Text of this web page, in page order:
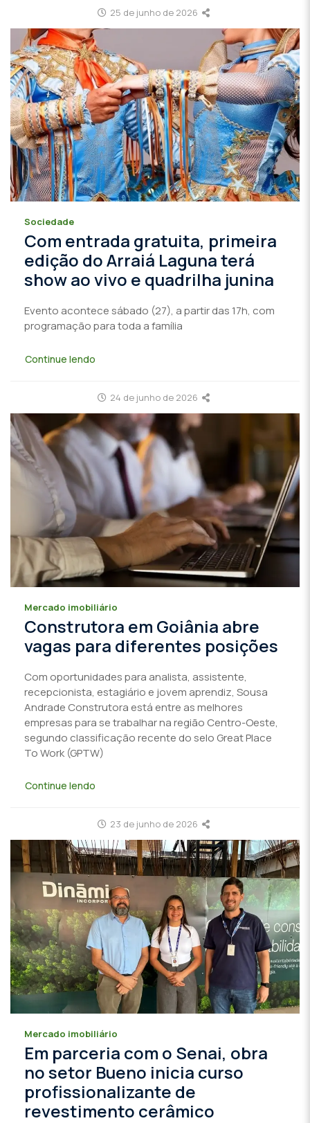
25 de junho de 2026
Sociedade
Com entrada gratuita, primeira
edição do Arraiá Laguna terá
show ao vivo e quadrilha junina
Evento acontece sábado (27), a partir das 17h, com
programação para toda a família
Continue lendo
24 de junho de 2026
Mercado imobiliário
Construtora em Goiânia abre
vagas para diferentes posições
Com oportunidades para analista, assistente,
recepcionista, estagiário e jovem aprendiz, Sousa
Andrade Construtora está entre as melhores
empresas para se trabalhar na região Centro-Oeste,
segundo classificação recente do selo Great Place
To Work (GPTW)
Continue lendo
23 de junho de 2026
Mercado imobiliário
Em parceria com o Senai, obra
no setor Bueno inicia curso
profissionalizante de
revestimento cerâmico